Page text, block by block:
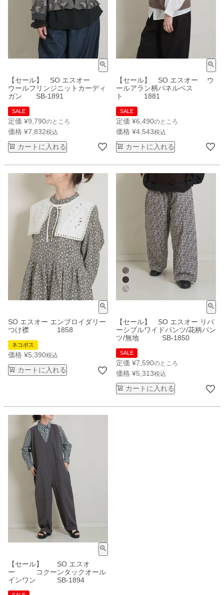
【セール】 SO エスオー
ウールフリンジニットカーディ
ガン SB-1891
SALE
定価 ¥9,790のところ
価格 ¥7,832税込
カートに入れる
【セール】 SO エスオー ウ
ールアラン柄パネルベス
ト 1881
SALE
定価 ¥6,490のところ
価格 ¥4,543税込
カートに入れる
SO エスオー エンブロイダリー
つけ襟 1858
ネコポス
価格 ¥5,390税込
カートに入れる
【セール】 SO エスオー リバ
ーシブルワイドパンツ/花柄パン
ツ/無地 SB-1850
SALE
定価 ¥7,590のところ
価格 ¥5,313税込
カートに入れる
【セール】 SO エスオ
ー コクーンタックオール
インワン SB-1894